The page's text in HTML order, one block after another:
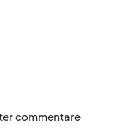
commentare